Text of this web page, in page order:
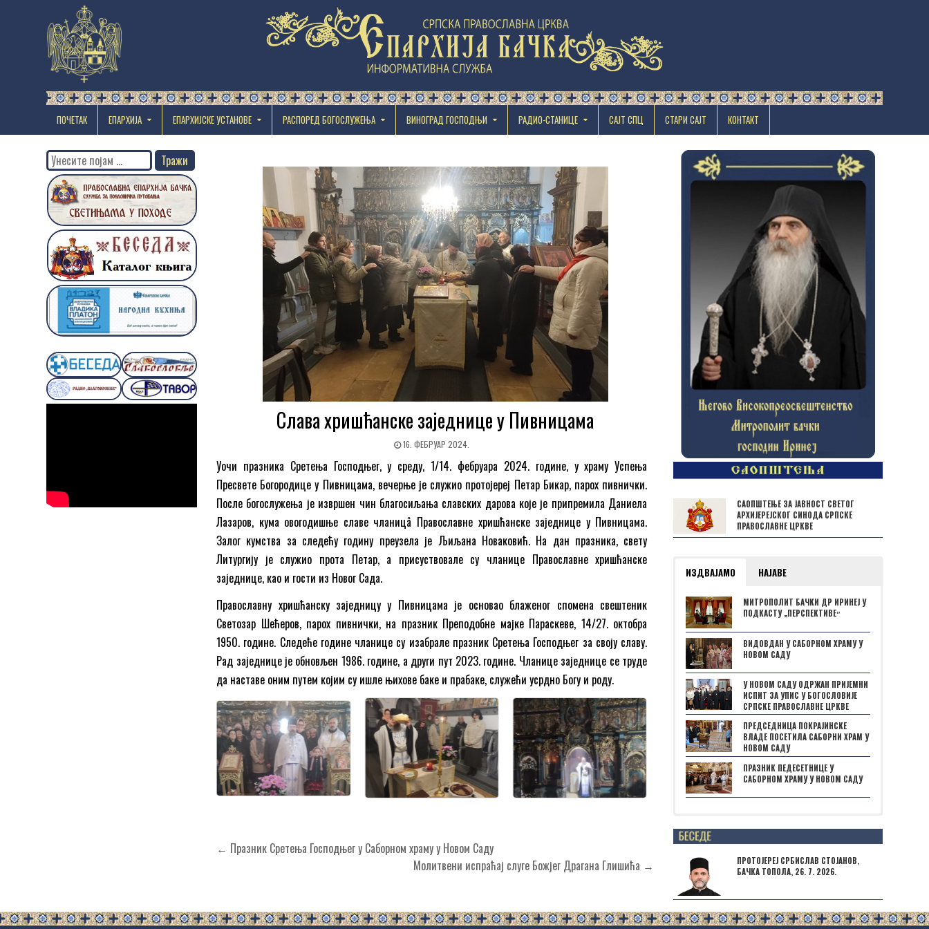
ПОЧЕТАК ЕПАРХИЈА EПАРХИЈСКЕ УСТАНОВЕ РАСПОРЕД БОГОСЛУЖЕЊА ВИНОГРАД ГОСПОДЊИ РАДИО-СТАНИЦЕ САЈТ СПЦ СТАРИ САЈТ КОНТАКТ
Слава хришћанске заједнице у Пивницама
16. ФЕБРУАР 2024.
Уочи празника Сретења Господњег, у среду, 1/14. фебруара 2024. године, у храму Успења
Пресвете Богородице у Пивницама, вечерње је служио протојереј Петар Бикар, парох пивнички.
После богослужења је извршен чин благосиљања славских дарова које је припремила Даниела
Лазаров, кума овогодишње славе чланицâ Православне хришћанске заједнице у Пивницама.
Залог кумства за следећу годину преузела је Љиљана Новаковић. На дан празника, свету
Литургију је служио прота Петар, а присуствовале су чланице Православне хришћанске
заједнице, као и гости из Новог Сада.
Православну хришћанску заједницу у Пивницама је основао блаженог спомена свештеник
Светозар Шећеров, парох пивнички, на празник Преподобне мајке Параскеве, 14/27. октобра
1950. године. Следеће године чланице су изабрале празник Сретења Господњег за своју славу.
Рад заједнице је обновљен 1986. године, а други пут 2023. године. Чланице заједнице се труде
да наставе оним путем којим су ишле њихове баке и прабаке, служећи усрдно Богу и роду.
Кретање
← Празник Сретења Господњег у Саборном храму у Новом Саду
Молитвени испраћај слуге Божјег Драгана Глишића →
Search
for:
САОПШТЕЊЕ ЗА ЈАВНОСТ СВЕТОГ
АРХИЈЕРЕЈСКОГ СИНОДА СРПСКЕ
ПРАВОСЛАВНЕ ЦРКВЕ
ИЗДВАЈАМО НАЈАВЕ
МИТРОПОЛИТ БАЧКИ ДР ИРИНЕЈ У
ПОДКАСТУ „ПЕРСПЕКТИВЕˮ
ВИДОВДАН У САБОРНОМ ХРАМУ У
НОВОМ САДУ
У НОВОМ САДУ ОДРЖАН ПРИЈЕМНИ
ИСПИТ ЗА УПИС У БОГОСЛОВИЈЕ
СРПСКЕ ПРАВОСЛАВНЕ ЦРКВЕ
ПРЕДСЕДНИЦА ПОКРАЈИНСКЕ
ВЛАДЕ ПОСЕТИЛА САБОРНИ ХРАМ У
НОВОМ САДУ
ПРАЗНИК ПЕДЕСЕТНИЦЕ У
САБОРНОМ ХРАМУ У НОВОМ САДУ
Posts not found
ПРОТОЈЕРЕЈ СРБИСЛАВ СТОЈАНОВ,
БАЧКА ТОПОЛА, 26. 7. 2026.